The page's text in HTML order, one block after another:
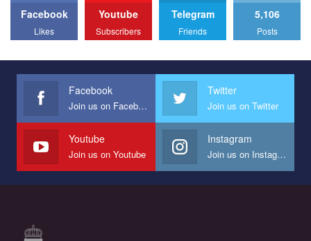
All you have to do is to press "Like" below the video.
Эмоционально сильный ролик от команды "Гей-альянс
представляющий программу развития организации.
Мы просим вас поддержать нас и помочь нам реализовать
наш план по борьбе с насилием и дискриминацией на почве
СОГИ в Украине.
Все, что вам нужно сделать - это зайти на наш канал YouTube
Facebook
Likes
Youtube
Subscribers
Telegram
Friends
5,106
Posts
Facebook
Join us on Facebook
Twitter
Join us on Twitter
Youtube
Join us on Youtube
Instagram
Join us on Instagram